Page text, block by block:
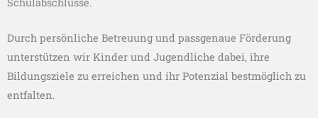
Durch persönliche Betreuung und passgenaue Förderung
unterstützen wir Kinder und Jugendliche dabei, ihre
Bildungsziele zu erreichen und ihr Potenzial bestmöglich zu
entfalten.